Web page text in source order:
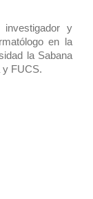
investigador y
en la
la Sabana
y FUCS.